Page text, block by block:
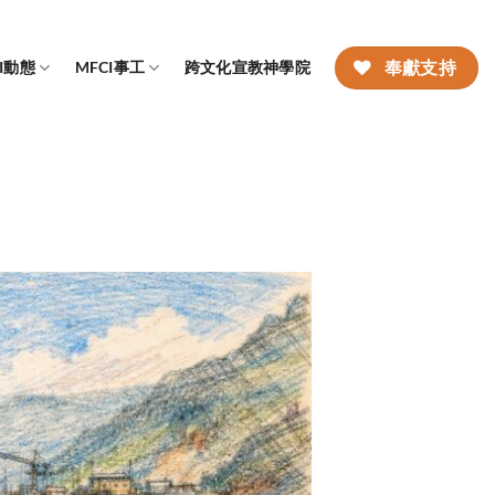
動態 MFCI事工 跨文化宣教神學院 奉獻支持